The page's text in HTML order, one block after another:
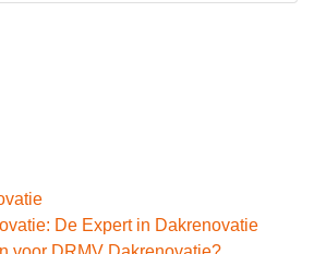
De Expert in Dakrenovatie